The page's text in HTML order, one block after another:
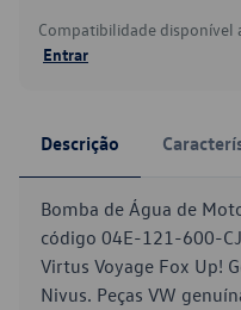
Compatibilidade disponível
Entrar
Descrição
Bomba de Água de
código 04E-121-600-
Virtus Voyage Fox Up!
Nivus. Peças VW